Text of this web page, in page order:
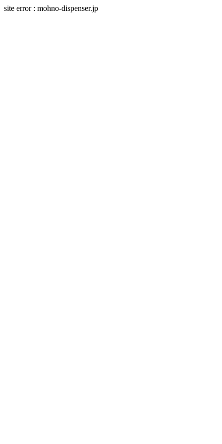
site error : mohno-dispenser.jp